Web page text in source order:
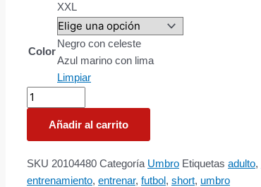
XXL
Color
Negro con celeste
Azul marino con lima
Limpiar
Añadir al carrito
SKU 20104480 Categoría Umbro Etiquetas adulto,
entrenamiento, entrenar, futbol, short, umbro